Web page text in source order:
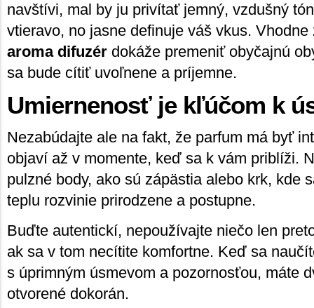
navštívi, mal by ju privítať jemný, vzdušný
vtieravo, no jasne definuje váš vkus.
aroma difuzér dokáže premeniť obyčajnú
sa bude cítiť uvoľnene a príjemne.
Umiernenosť je kľúčom k
Nezabúdajte ale na fakt, že parfum má byť
objaví až v momente, keď sa k vám priblíži.
pulzné body, ako sú zápästia alebo krk, kde
teplu rozvinie prirodzene a postupne.
Buďte autentickí, nepoužívajte niečo len
ak sa v tom necítite komfortne. Keď sa
s úprimným úsmevom a pozornosťou, máte
otvorené dokorán.